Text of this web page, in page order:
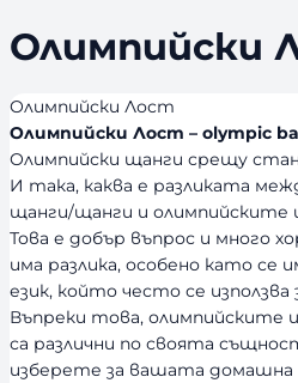
Олимпийски
Олимпийски Лост
Олимпийски Лост – olympic
Олимпийски щанги срещу
И така, каква е разликата
щанги/щанги и олимпийските
Това е добър въпрос и много
има разлика, особено като се
език, който често се
Въпреки това,
са различни по своята
изберете за вашата